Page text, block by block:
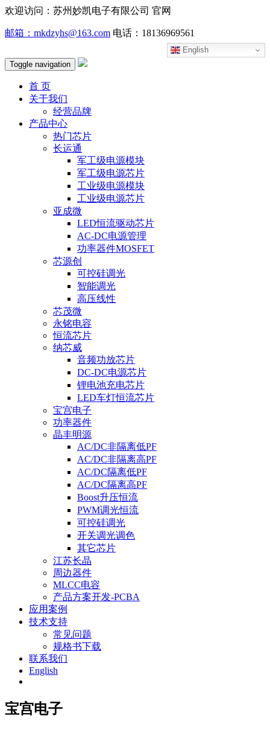
欢迎访问：苏州妙凯电子有限公司 官网
邮箱：mkdzyhs@163.com 电话：18136969561
English
Toggle navigation
首 页
关于我们
经营品牌
产品中心
热门芯片
长运通
军工级电源模块
军工级电源芯片
工业级电源模块
工业级电源芯片
亚成微
LED恒流驱动芯片
AC-DC电源管理
功率器件MOSFET
芯源创
可控硅调光
智能调光
高压线性
芯茂微
永铭电容
恒流芯片
纳芯威
音频功放芯片
DC-DC电源芯片
锂电池充电芯片
LED车灯恒流芯片
宝宫电子
功率器件
晶丰明源
AC/DC非隔离低PF
AC/DC非隔离高PF
AC/DC隔离低PF
AC/DC隔离高PF
Boost升压恒流
PWM调光恒流
可控硅调光
开关调光调色
其它芯片
江苏长晶
周边器件
MLCC电容
产品方案开发-PCBA
应用案例
技术支持
常见问题
规格书下载
联系我们
English
宝宫电子